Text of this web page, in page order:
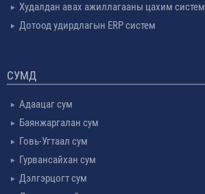
Худалдан авах ажиллагааны цахим систем
Дотоод удирдлагын ERP систем
СУМД
Адаацаг сум
Баянжаргалан сум
Говь-Угтаал сум
Гурвансайхан сум
Дэлгэрцогт сум